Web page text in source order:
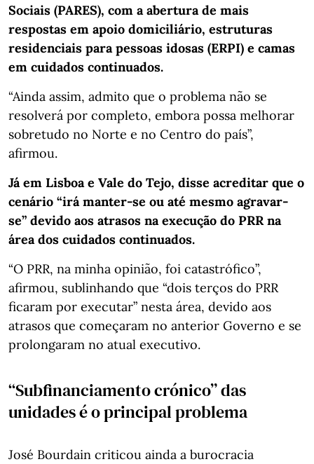
Sociais (PARES), com a abertura de mais
respostas em apoio domiciliário, estruturas
residenciais para pessoas idosas (ERPI) e camas
em cuidados continuados.
“Ainda assim, admito que o problema não se
resolverá por completo, embora possa melhorar
sobretudo no Norte e no Centro do país”,
afirmou.
Já em Lisboa e Vale do Tejo, disse acreditar que o
cenário “irá manter-se ou até mesmo agravar-
se” devido aos atrasos na execução do PRR na
área dos cuidados continuados.
“O PRR, na minha opinião, foi catastrófico”,
afirmou, sublinhando que “dois terços do PRR
ficaram por executar” nesta área, devido aos
atrasos que começaram no anterior Governo e se
prolongaram no atual executivo.
“Subfinanciamento crónico” das
unidades é o principal problema
José Bourdain criticou ainda a burocracia